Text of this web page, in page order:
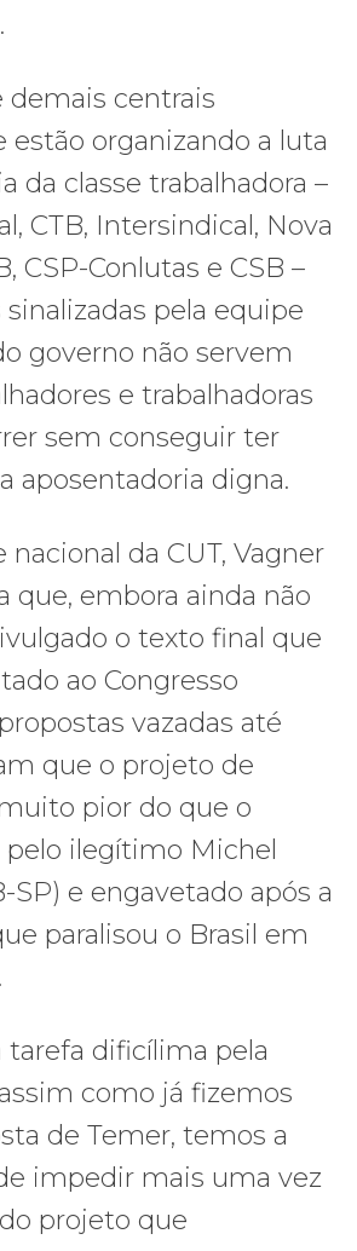
demais centrais
estão organizando a luta
da classe trabalhadora –
CTB, Intersindical, Nova
CSP-Conlutas e CSB –
pela equipe
governo não servem
e trabalhadoras
sem conseguir ter
aposentadoria digna.
da CUT, Vagner
que, embora ainda não
o texto final que
ao Congresso
vazadas até
que o projeto de
pior do que o
pelo ilegítimo Michel
SP) e engavetado após a
paralisou o Brasil em
tarefa dificílima pela
como já fizemos
de Temer, temos a
impedir mais uma vez
projeto que